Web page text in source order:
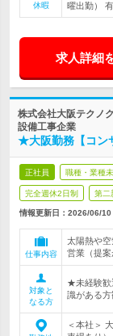
休暇
曜出勤）
求人詳細
株式会社大阪テクノ
設備工事企業
★大阪勤務【コン
正社員 職種・業種
完全週休2日制 第二
情報更新日：2026/06/10
仕事内容
太陽熱や
営業（提案
対象と
なる方
★未経験歓
識がある方
＜本社＞